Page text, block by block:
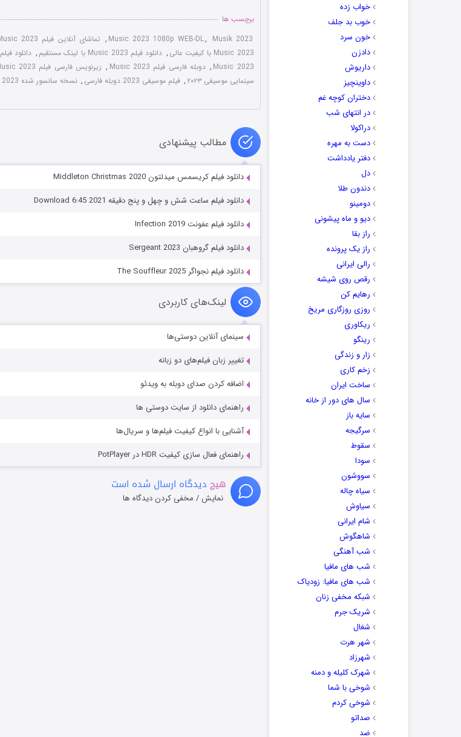
خواب زده
خوب بد جلف
خون سرد
دادزن
داریوش
داوینچیز
دختران کوچه غم
در انتهای شب
دراکولا
دست به مهره
دفتر یادداشت
دل
دندون طلا
دومینو
دیو و ماه پیشونی
راز بقا
راز یک پرونده
رالی ایرانی
رقص روی شیشه
رهایم کن
روزی روزگاری مریخ
ریکاوری
رینگو
زار و زندگی
زخم کاری
ساخت ایران
سال های دور از خانه
سایه باز
سرگیجه
سقوط
سودا
سووشون
سیاه چاله
سیاوش
شام ایرانی
شاهگوش
شب آهنگی
شب های مافیا
شب های مافیا: زودیاک
شبکه مخفی زنان
شریک جرم
شغال
شهر هرت
شهرزاد
شهرک کلیله و دمنه
شوخی با شما
شوخی کردم
صداتو
ضد
برچسب ها
Music 2023 1080p WEB-DL, Musik 2023
, تماشای آنلاین فیلم Music 2023
Music 2023 با کیفیت عالی
, دانلود فیلم Music 2023 با لینک مستقیم , دانلود فیلم Music 2023 موسیقی
Music 2023
, دوبله فارسی فیلم Music 2023 , زیرنویس فارسی فیلم Music 2023
سینمایی موسیقی ۲۰۲۳
, فیلم موسیقی 2023 دوبله فارسی , نسخه سانسور شده Music 2023
مطالب پیشنهادی
دانلود فیلم کریسمس میدلتون Middleton Christmas 2020
دانلود فیلم ساعت شش و چهل و پنج دقیقه Download 6:45 2021
دانلود فیلم عفونت Infection 2019
دانلود فیلم گروهبان Sergeant 2023
دانلود فیلم نجواگر The Souffleur 2025
لینک‌های کاربردی
سینمای آنلاین دوستی‌ها
تغییر زبان فیلم‌های دو زبانه
اضافه کردن صدای دوبله به ویدئو
راهنمای دانلود از سایت دوستی ها
آشنایی با انواع کیفیت فیلم‌ها و سریال‌ها
راهنمای فعال سازی کیفیت HDR در PotPlayer
هیچ دیدگاه ارسال شده است
نمایش / مخفی کردن دیدگاه ها